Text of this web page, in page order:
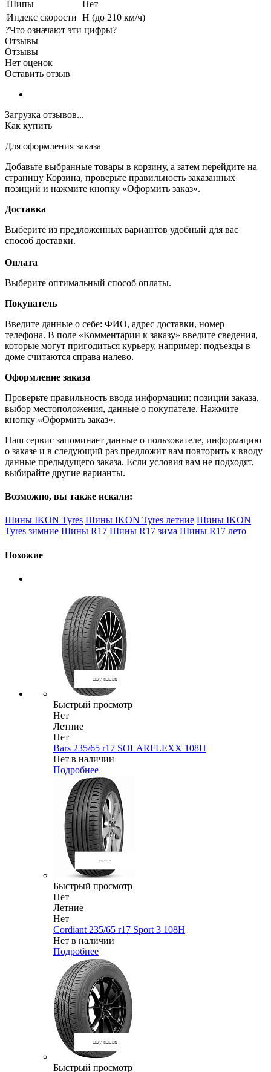
Шипы
Нет
Индекс скорости H (до 210 км/ч)
?Что означают эти цифры?
Отзывы
Отзывы
Нет оценок
Оставить отзыв
Загрузка отзывов...
Как купить
Для оформления заказа
Добавьте выбранные товары в корзину, а затем перейдите на
страницу Корзина, проверьте правильность заказанных
позиций и нажмите кнопку «Оформить заказ».
Доставка
Выберите из предложенных вариантов удобный для вас
способ доставки.
Оплата
Выберите оптимальный способ оплаты.
Покупатель
Введите данные о себе: ФИО, адрес доставки, номер
телефона. В поле «Комментарии к заказу» введите сведения,
которые могут пригодиться курьеру, например: подъезды в
доме считаются справа налево.
Оформление заказа
Проверьте правильность ввода информации: позиции заказа,
выбор местоположения, данные о покупателе. Нажмите
кнопку «Оформить заказ».
Наш сервис запоминает данные о пользователе, информацию
о заказе и в следующий раз предложит вам повторить к вводу
данные предыдущего заказа. Если условия вам не подходят,
выбирайте другие варианты.
Возможно, вы также искали:
Шины IKON Tyres Шины IKON Tyres летние Шины IKON
Tyres зимние Шины R17 Шины R17 зима Шины R17 лето
Похожие
Быстрый просмотр
Нет
Летние
Нет
Bars 235/65 r17 SOLARFLEXX 108H
Нет в наличии
Подробнее
Быстрый просмотр
Нет
Летние
Нет
Cordiant 235/65 r17 Sport 3 108H
Нет в наличии
Подробнее
Быстрый просмотр